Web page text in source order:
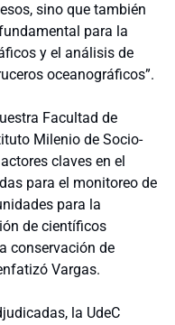
sino que también
para la
y el análisis de
oceanográficos”.
Facultad de
Milenio de Socio-
claves en el
para el monitoreo de
para la
de científicos
conservación de
Vargas.
la UdeC